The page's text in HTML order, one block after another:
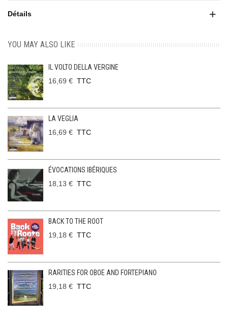
Détails
YOU MAY ALSO LIKE
IL VOLTO DELLA VERGINE
16,69 € TTC
LA VEGLIA
16,69 € TTC
ÉVOCATIONS IBÉRIQUES
18,13 € TTC
BACK TO THE ROOT
19,18 € TTC
RARITIES FOR OBOE AND FORTEPIANO
19,18 € TTC